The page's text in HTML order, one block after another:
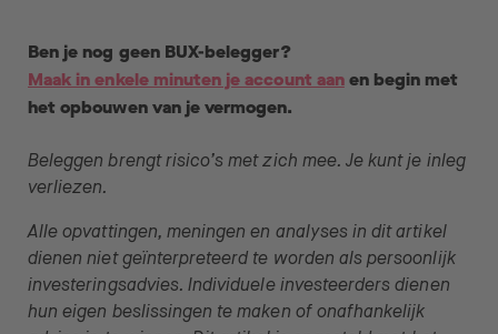
Ben je nog geen BUX-belegger?
Maak in enkele minuten je account aanen begin met
het opbouwen van je vermogen.
Beleggen brengt risico’s met zich mee. Je kunt je inleg
verliezen.
Alle opvattingen, meningen en analyses in dit artikel
dienen niet geïnterpreteerd te worden als persoonlijk
investeringsadvies. Individuele investeerders dienen
hun eigen beslissingen te maken of onafhankelijk